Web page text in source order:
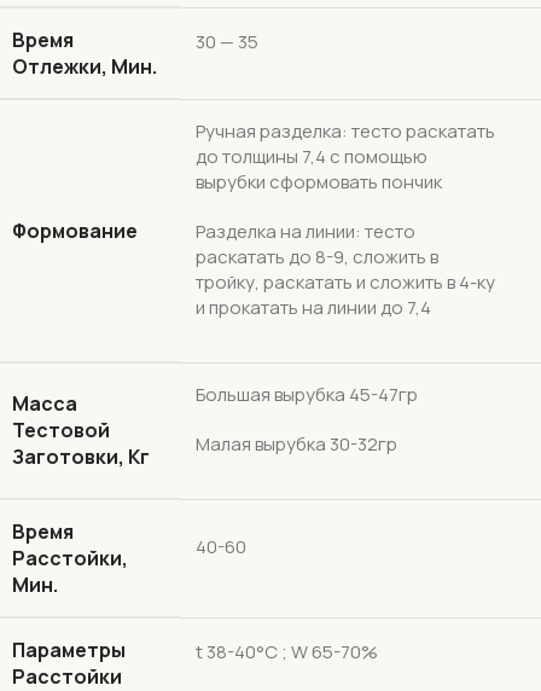
Время
Отлежки, Мин.
30 — 35
Формование
Ручная разделка: тесто раскатать
до толщины 7,4 с помощью
вырубки сформовать пончик
Разделка на линии: тесто
раскатать до 8-9, сложить в
тройку, раскатать и сложить в 4-ку
и прокатать на линии до 7,4
Масса
Тестовой
Заготовки, Кг
Большая вырубка 45-47гр
Малая вырубка 30-32гр
Время
Расстойки,
Мин.
40-60
Параметры
Расстойки
t 38-40°С ; W 65-70%